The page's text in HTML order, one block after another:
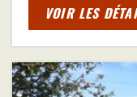
VOIR LES